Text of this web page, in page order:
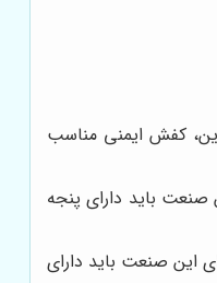
کفش ایمنی مناسب
صنعت باید دارای پنجه
این صنعت باید دارای